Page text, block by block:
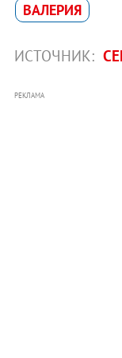
ВАЛЕРИЯ
ИСТОЧНИК:
РЕКЛАМА